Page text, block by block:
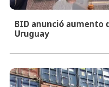
BID anunció aumento
Uruguay